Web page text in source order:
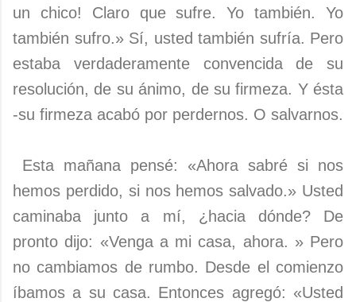
un chico! Claro que sufre. Yo también. Yo
también sufro.» Sí, usted también sufría. Pero
estaba verdaderamente convencida de su
resolución, de su ánimo, de su firmeza. Y ésta
-su firmeza acabó por perdernos. O salvarnos.
Esta mañana pensé: «Ahora sabré si nos
hemos perdido, si nos hemos salvado.» Usted
caminaba junto a mí, ¿hacia dónde? De
pronto dijo: «Venga a mi casa, ahora. » Pero
no cambiamos de rumbo. Desde el comienzo
íbamos a su casa. Entonces agregó: «Usted